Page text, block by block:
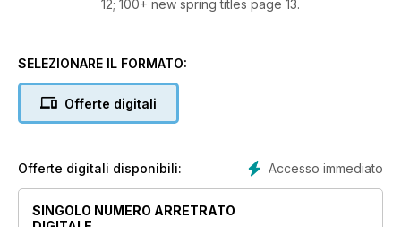
12; 100+ new spring titles page 13.
SELEZIONARE IL FORMATO:
Offerte digitali
Accesso immediato
Offerte digitali disponibili:
SINGOLO NUMERO ARRETRATO